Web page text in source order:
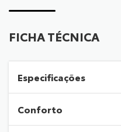
FICHA TÉCNICA
Especificações
Conforto